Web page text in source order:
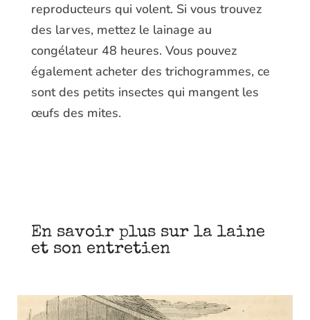
reproducteurs qui volent. Si vous trouvez
des larves, mettez le lainage au
congélateur 48 heures. Vous pouvez
également acheter des trichogrammes, ce
sont des petits insectes qui mangent les
œufs des mites.
En savoir plus sur la laine
et son entretien